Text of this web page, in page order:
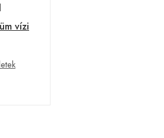
|
vízi